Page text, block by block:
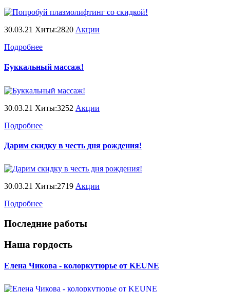
30.03.21 Хиты:2820 Акции
Подробнее
Буккальный массаж!
30.03.21 Хиты:3252 Акции
Подробнее
Дарим скидку в честь дня рождения!
30.03.21 Хиты:2719 Акции
Подробнее
Последние работы
Наша гордость
Елена Чикова - колоркутюрье от KEUNE